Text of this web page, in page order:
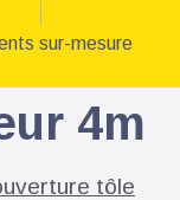
sur-mesure
4m
tôle